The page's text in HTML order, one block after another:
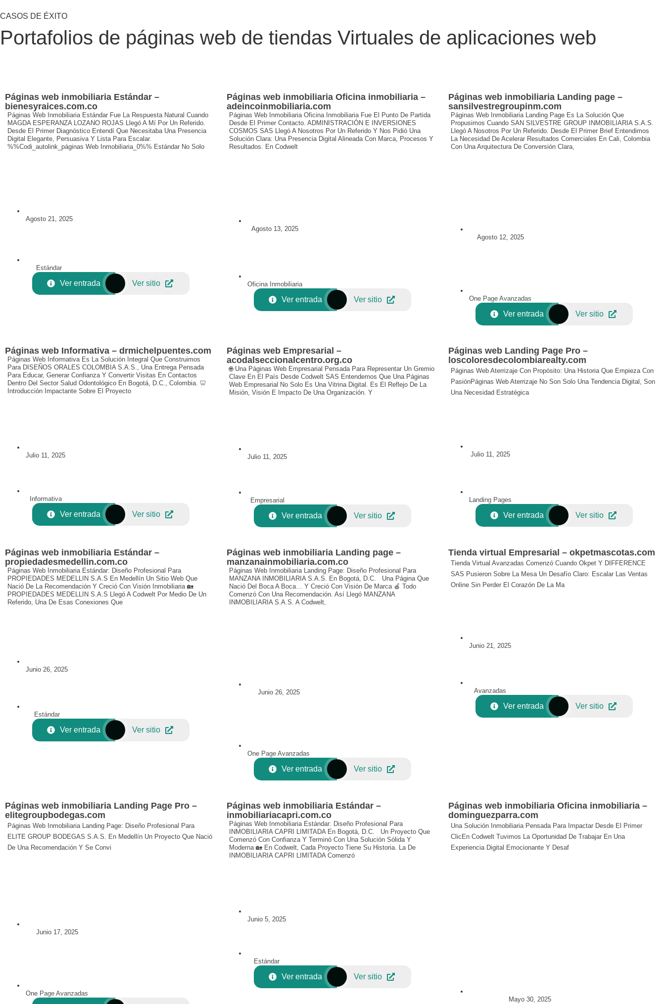
CASOS DE ÉXITO
Portafolios de páginas web de tiendas Virtuales de aplicaciones web
Páginas web inmobiliaria Estándar –
bienesyraices.com.co
Páginas Web Inmobiliaria Estándar Fue La Respuesta Natural Cuando
MAGDA ESPERANZA LOZANO ROJAS Llegó A Mí Por Un Referido.
Desde El Primer Diagnóstico Entendí Que Necesitaba Una Presencia
Digital Elegante, Persuasiva Y Lista Para Escalar.
%%codi_autolink_páginas Web Inmobiliaria_0%% Estándar No Solo
Agosto 21, 2025
Estándar
Ver entrada Ver sitio
Páginas web inmobiliaria Oficina inmobiliaria –
adeincoinmobiliaria.com
Páginas Web Inmobiliaria Oficina Inmobiliaria Fue El Punto De Partida
Desde El Primer Contacto. ADMINISTRACIÓN E INVERSIONES
COSMOS SAS Llegó A Nosotros Por Un Referido Y Nos Pidió Una
Solución Clara: Una Presencia Digital Alineada Con Marca, Procesos Y
Resultados. En Codwelt
Agosto 13, 2025
Oficina Inmobiliaria
Ver entrada Ver sitio
Páginas web inmobiliaria Landing page –
sansilvestregroupinm.com
Páginas Web Inmobiliaria Landing Page Es La Solución Que
Propusimos Cuando SAN SILVESTRE GROUP INMOBILIARIA S.A.S.
Llegó A Nosotros Por Un Referido. Desde El Primer Brief Entendimos
La Necesidad De Acelerar Resultados Comerciales En Cali, Colombia
Con Una Arquitectura De Conversión Clara,
Agosto 12, 2025
One Page Avanzadas
Ver entrada Ver sitio
Páginas web Informativa – drmichelpuentes.com
Páginas Web Informativa Es La Solución Integral Que Construimos
Para DISEÑOS ORALES COLOMBIA S.A.S., Una Entrega Pensada
Para Educar, Generar Confianza Y Convertir Visitas En Contactos
Dentro Del Sector Salud Odontológico En Bogotá, D.C., Colombia. 🦷
Introducción Impactante Sobre El Proyecto
Julio 11, 2025
Informativa
Ver entrada Ver sitio
Páginas web Empresarial –
acodalseccionalcentro.org.co
🌐 Una Páginas Web Empresarial Pensada Para Representar Un Gremio
Clave En El País Desde Codwelt SAS Entendemos Que Una Páginas
Web Empresarial No Solo Es Una Vitrina Digital. Es El Reflejo De La
Misión, Visión E Impacto De Una Organización. Y
Julio 11, 2025
Empresarial
Ver entrada Ver sitio
Páginas web Landing Page Pro –
loscoloresdecolombiarealty.com
Páginas Web Aterrizaje Con Propósito: Una Historia Que Empieza Con
PasiónPáginas Web Aterrizaje No Son Solo Una Tendencia Digital, Son
Una Necesidad Estratégica
Julio 11, 2025
Landing Pages
Ver entrada Ver sitio
Páginas web inmobiliaria Estándar –
propiedadesmedellin.com.co
Páginas Web Inmobiliaria Estándar: Diseño Profesional Para
PROPIEDADES MEDELLIN S.A.S En Medellín Un Sitio Web Que
Nació De La Recomendación Y Creció Con Visión Inmobiliaria 🏡
PROPIEDADES MEDELLIN S.A.S Llegó A Codwelt Por Medio De Un
Referido, Una De Esas Conexiones Que
Junio 26, 2025
Estándar
Ver entrada Ver sitio
Páginas web inmobiliaria Landing page –
manzanainmobiliaria.com.co
Páginas Web Inmobiliaria Landing Page: Diseño Profesional Para
MANZANA INMOBILIARIA S.A.S. En Bogotá, D.C. Una Página Que
Nació Del Boca A Boca… Y Creció Con Visión De Marca 🍎 Todo
Comenzó Con Una Recomendación. Así Llegó MANZANA
INMOBILIARIA S.A.S. A Codwelt,
Junio 26, 2025
One Page Avanzadas
Ver entrada Ver sitio
Tienda virtual Empresarial – okpetmascotas.com
Tienda Virtual Avanzadas Comenzó Cuando Okpet Y DIFFERENCE
SAS Pusieron Sobre La Mesa Un Desafío Claro: Escalar Las Ventas
Online Sin Perder El Corazón De La Ma
Junio 21, 2025
Avanzadas
Ver entrada Ver sitio
Páginas web inmobiliaria Landing Page Pro –
elitegroupbodegas.com
Páginas Web Inmobiliaria Landing Page: Diseño Profesional Para
ELITE GROUP BODEGAS S.A.S. En Medellín Un Proyecto Que Nació
De Una Recomendación Y Se Convi
Junio 17, 2025
One Page Avanzadas
Páginas web inmobiliaria Estándar –
inmobiliariacapri.com.co
Páginas Web Inmobiliaria Estándar: Diseño Profesional Para
INMOBILIARIA CAPRI LIMITADA En Bogotá, D.C. Un Proyecto Que
Comenzó Con Confianza Y Terminó Con Una Solución Sólida Y
Moderna 🏡 En Codwelt, Cada Proyecto Tiene Su Historia. La De
INMOBILIARIA CAPRI LIMITADA Comenzó
Junio 5, 2025
Estándar
Ver entrada Ver sitio
Páginas web inmobiliaria Oficina inmobiliaria –
dominguezparra.com
Una Solución Inmobiliaria Pensada Para Impactar Desde El Primer
ClicEn Codwelt Tuvimos La Oportunidad De Trabajar En Una
Experiencia Digital Emocionante Y Desaf
Mayo 30, 2025